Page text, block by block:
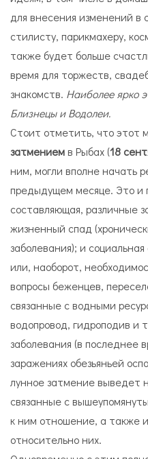
для внесения изменений в
стилисту, парикмахеру,
также будет больше
время для торжеств,
знакомств. Наиболее ярко
Близнецы и Водолеи.
Стоит отметить, что этот
затмениемв Рыбах (18
ним, могли вполне начать
предыдущем месяце. Это и
составляющая, различные
жизненный спад
заболевания); и
или, наоборот,
вопросы беженцев,
связанные с водными
водопровод, гидроподив и
заболевания (в последнее
заражениях обезьяньей
лунное затмение выведет
связанные с
к ним отношение, а также
относительно них.